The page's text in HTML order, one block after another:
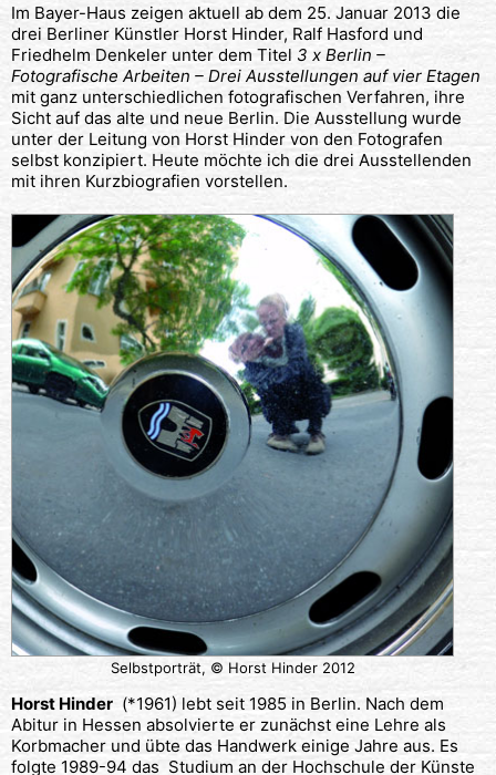
Im Bayer-Haus zeigen aktuell ab dem 25. Januar 2013 die
drei Berliner Künstler Horst Hinder, Ralf Hasford und
Friedhelm Denkeler unter dem Titel 3 x Berlin –
Fotografische Arbeiten – Drei Ausstellungen auf vier Etagen
mit ganz unterschiedlichen fotografischen Verfahren, ihre
Sicht auf das alte und neue Berlin. Die Ausstellung wurde
unter der Leitung von Horst Hinder von den Fotografen
selbst konzipiert. Heute möchte ich die drei Ausstellenden
mit ihren Kurzbiografien vorstellen.
Selbstporträt, © Horst Hinder 2012
Horst Hinder (*1961) lebt seit 1985 in Berlin. Nach dem
Abitur in Hessen absolvierte er zunächst eine Lehre als
Korbmacher und übte das Handwerk einige Jahre aus. Es
folgte 1989-94 das Studium an der Hochschule der Künste